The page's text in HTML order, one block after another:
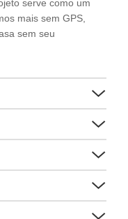
serve como um
mais sem GPS,
sem seu